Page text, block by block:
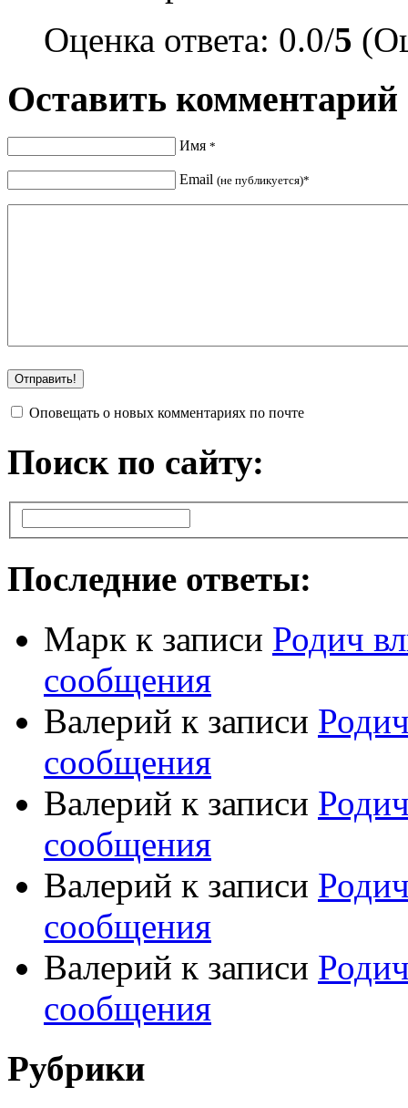
Оценка ответа: 0.0/5
Оставить комментарий
Имя *
Email (не публикуется)*
Оповещать о новых комментариях по почте
Поиск по сайту:
Последние ответы:
Марк к записи Родич
сообщения
Валерий к записи
сообщения
Валерий к записи
сообщения
Валерий к записи
сообщения
Валерий к записи
сообщения
Рубрики